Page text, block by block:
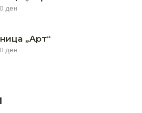
ден
„Арт“
ден